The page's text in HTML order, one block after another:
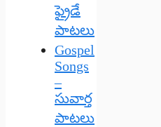
ఫ్రైడే
పాటలు
Gospel
Songs
–
సువార్త
పాటలు